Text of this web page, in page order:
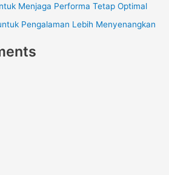
Menjaga Performa Tetap Optimal
Pengalaman Lebih Menyenangkan